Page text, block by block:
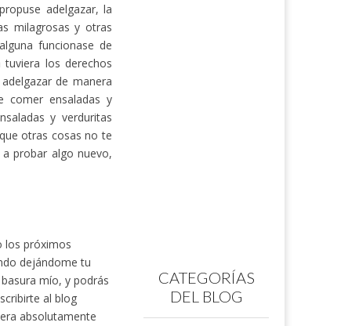
adelgazar, la
milagrosas y otras
funcionase de
los derechos
de manera
comer ensaladas y
y verduritas
otras cosas no te
probar algo nuevo,
los próximos
dejándome tu
mío, y podrás
al blog
absolutamente
CATEGORÍAS
DEL BLOG